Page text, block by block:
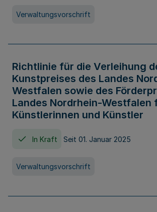
Verwaltungsvorschrift
Richtlinie für die Verleihung
Kunstpreises des Landes
Westfalen sowie des
Landes Nordrhein-Westfalen
Künstlerinnen und Künstler
In Kraft Seit 01. Januar 2025
Verwaltungsvorschrift